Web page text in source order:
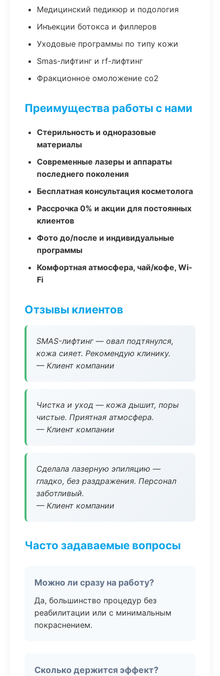
Медицинский педикюр и подология
Инъекции ботокса и филлеров
Уходовые программы по типу кожи
Smas-лифтинг и rf-лифтинг
Фракционное омоложение co2
Преимущества работы с нами
Стерильность и одноразовые
материалы
Современные лазеры и аппараты
последнего поколения
Бесплатная консультация косметолога
Рассрочка 0% и акции для постоянных
клиентов
Фото до/после и индивидуальные
программы
Комфортная атмосфера, чай/кофе, Wi-
Fi
Отзывы клиентов
SMAS-лифтинг — овал подтянулся,
кожа сияет. Рекомендую клинику.
— Клиент компании
Чистка и уход — кожа дышит, поры
чистые. Приятная атмосфера.
— Клиент компании
Сделала лазерную эпиляцию —
гладко, без раздражения. Персонал
заботливый.
— Клиент компании
Часто задаваемые вопросы
Можно ли сразу на работу?
Да, большинство процедур без
реабилитации или с минимальным
покраснением.
Сколько держится эффект?